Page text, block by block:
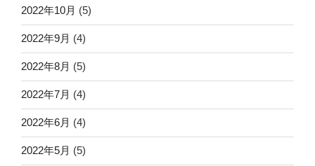
2022年10月 (5)
2022年9月 (4)
2022年8月 (5)
2022年7月 (4)
2022年6月 (4)
2022年5月 (5)